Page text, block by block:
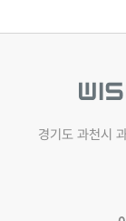
경기도 과천시